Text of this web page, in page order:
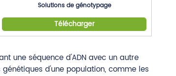
Solutions de génotypage
Télécharger
une séquence d'ADN avec un autre
d'une population, comme les